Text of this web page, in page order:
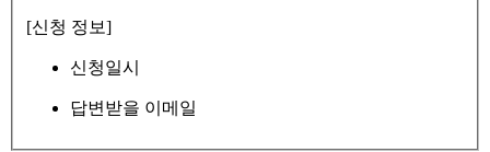
[신청 정보]
신청일시
답변받을 이메일